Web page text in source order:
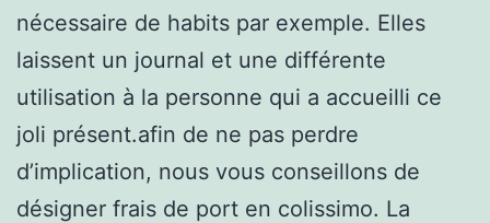
nécessaire de habits par exemple. Elles
laissent un journal et une différente
utilisation à la personne qui a accueilli ce
joli présent.afin de ne pas perdre
d’implication, nous vous conseillons de
désigner frais de port en colissimo. La